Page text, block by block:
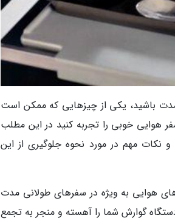
مدت باشید، یکی از چیزهایی که ممکن است
هوایی خوبی را تجربه کنید در این مطلب
نکات مهم در مورد نحوه جلوگیری از این
هوایی به ویژه در سفرهای طولانی مدت
گوارش شما را آهسته و منجر به تجمع